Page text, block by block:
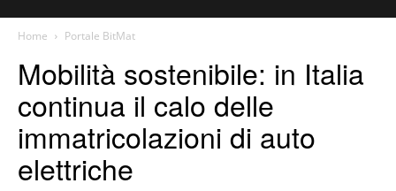
Home Portale BitMat
Mobilità sostenibile: in Italia
continua il calo delle
immatricolazioni di auto
elettriche